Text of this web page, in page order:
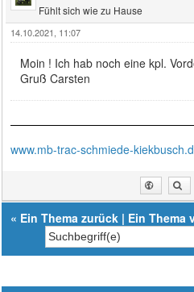
Fühlt sich wie zu Hause
14.10.2021, 11:07
Moin ! Ich hab noch eine kpl.
Gruß Carsten
www.mb-trac-schmiede-
« Ein Thema zurück | Ein Thema